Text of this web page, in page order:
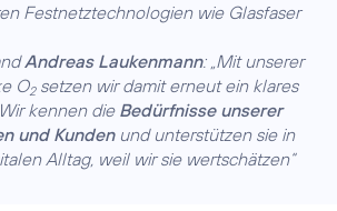
Festnetztechnologien wie Glasfaser
Andreas Laukenmann: „Mit unserer
O2setzen wir damit erneut ein klares
kennen dieBedürfnisse unserer
und Kundenund unterstützen sie in
Alltag, weil wir sie wertschätzen“